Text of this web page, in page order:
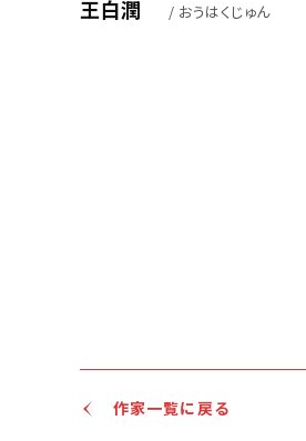
王白潤 / おうはくじゅん
作家一覧に戻る